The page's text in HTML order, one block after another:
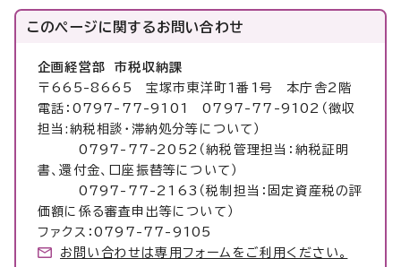
このページに関するお問い合わせ
企画経営部 市税収納課
〒665-8665 宝塚市東洋町1番1号 本庁舎2階
電話：0797-77-9101 0797-77-9102（徴収
担当:納税相談・滞納処分等について）
0797-77-2052（納税管理担当：納税証明
書、還付金、口座振替等について）
0797-77-2163（税制担当：固定資産税の評
価額に係る審査申出等について）
ファクス：0797-77-9105
お問い合わせは専用フォームをご利用ください。